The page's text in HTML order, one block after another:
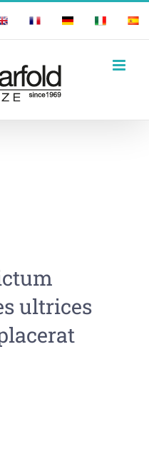
France Germany
Italy
ultrices